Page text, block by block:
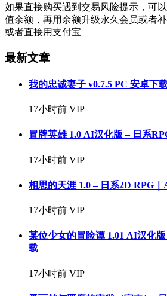
如果直接购买遇到交易风险提示，可
值余额，再用余额升级永久会员或者
或者直接用支付宝
最新文章
我的忠诚妻子 v0.7.5 PC 安卓下
17小时前 VIP
冒牌英雄 1.0 AI汉化版 – 日系
17小时前 VIP
相思的天涯 1.0 – 日系2D RPG
17小时前 VIP
某位少女的冒险谭 1.01 AI汉化
载
17小时前 VIP